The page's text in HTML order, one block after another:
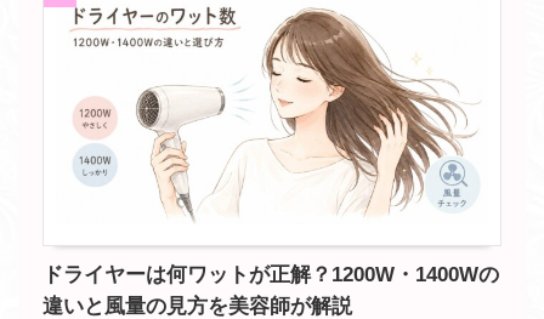
ドライヤーは何ワットが正解？1200W・1400Wの
違いと風量の見方を美容師が解説